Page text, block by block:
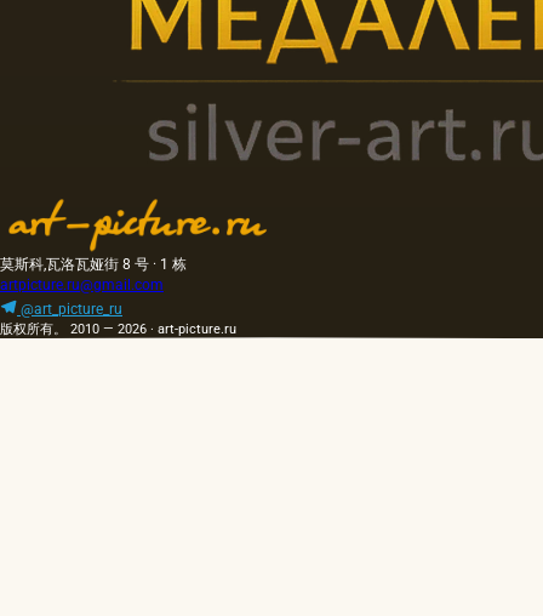
莫斯科,瓦洛瓦娅街 8 号 · 1 栋
artpicture.ru@gmail.com
@art_picture_ru
版权所有。 2010 — 2026 · art-picture.ru